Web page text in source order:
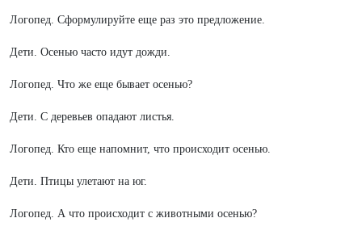
Логопед. Сформулируйте еще раз это предложение.
Дети. Осенью часто идут дожди.
Логопед. Что же еще бывает осенью?
Дети. С деревьев опадают листья.
Логопед. Кто еще напомнит, что происходит осенью.
Дети. Птицы улетают на юг.
Логопед. А что происходит с животными осенью?